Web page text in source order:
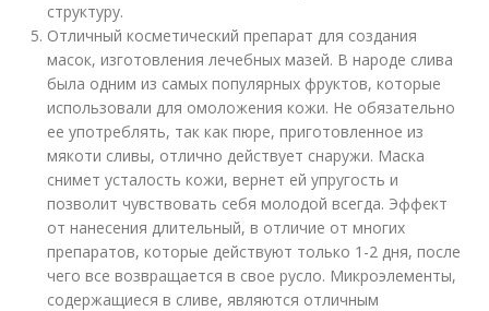
структуру.
Отличный косметический препарат для создания
масок, изготовления лечебных мазей. В народе слива
была одним из самых популярных фруктов, которые
использовали для омоложения кожи. Не обязательно
ее употреблять, так как пюре, приготовленное из
мякоти сливы, отлично действует снаружи. Маска
снимет усталость кожи, вернет ей упругость и
позволит чувствовать себя молодой всегда. Эффект
от нанесения длительный, в отличие от многих
препаратов, которые действуют только 1-2 дня, после
чего все возвращается в свое русло. Микроэлементы,
содержащиеся в сливе, являются отличным